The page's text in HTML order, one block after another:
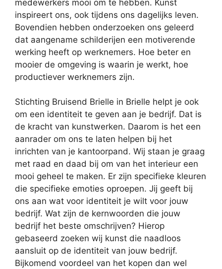
medewerkers mooi om te hebben. Kunst
inspireert ons, ook tijdens ons dagelijks leven.
Bovendien hebben onderzoeken ons geleerd
dat aangename schilderijen een motiverende
werking heeft op werknemers. Hoe beter en
mooier de omgeving is waarin je werkt, hoe
productiever werknemers zijn.
Stichting Bruisend Brielle in Brielle helpt je ook
om een identiteit te geven aan je bedrijf. Dat is
de kracht van kunstwerken. Daarom is het een
aanrader om ons te laten helpen bij het
inrichten van je kantoorpand. Wij staan je graag
met raad en daad bij om van het interieur een
mooi geheel te maken. Er zijn specifieke kleuren
die specifieke emoties oproepen. Jij geeft bij
ons aan wat voor identiteit je wilt voor jouw
bedrijf. Wat zijn de kernwoorden die jouw
bedrijf het beste omschrijven? Hierop
gebaseerd zoeken wij kunst die naadloos
aansluit op de identiteit van jouw bedrijf.
Bijkomend voordeel van het kopen dan wel